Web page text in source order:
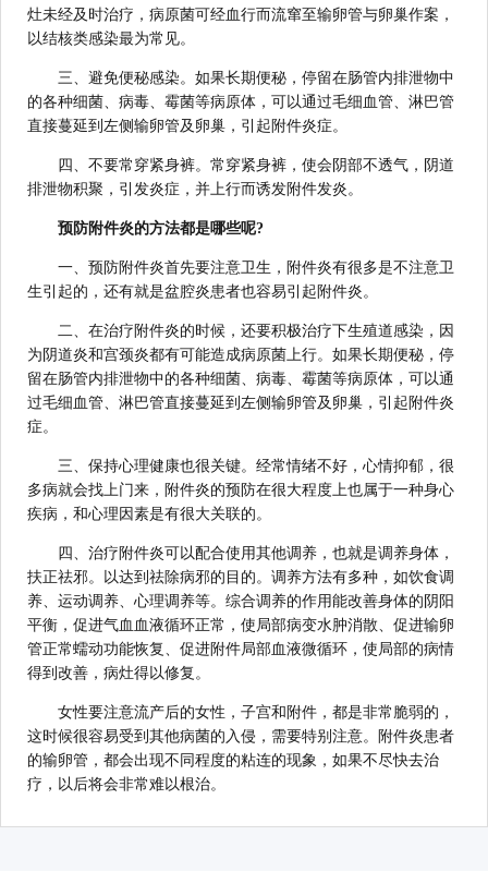
灶未经及时治疗，病原菌可经血行而流窜至输卵管与卵巢作案，
以结核类感染最为常见。
三、避免便秘感染。如果长期便秘，停留在肠管内排泄物中
的各种细菌、病毒、霉菌等病原体，可以通过毛细血管、淋巴管
直接蔓延到左侧输卵管及卵巢，引起附件炎症。
四、不要常穿紧身裤。常穿紧身裤，使会阴部不透气，阴道
排泄物积聚，引发炎症，并上行而诱发附件发炎。
预防附件炎的方法都是哪些呢?
一、预防附件炎首先要注意卫生，附件炎有很多是不注意卫
生引起的，还有就是盆腔炎患者也容易引起附件炎。
二、在治疗附件炎的时候，还要积极治疗下生殖道感染，因
为阴道炎和宫颈炎都有可能造成病原菌上行。如果长期便秘，停
留在肠管内排泄物中的各种细菌、病毒、霉菌等病原体，可以通
过毛细血管、淋巴管直接蔓延到左侧输卵管及卵巢，引起附件炎
症。
三、保持心理健康也很关键。经常情绪不好，心情抑郁，很
多病就会找上门来，附件炎的预防在很大程度上也属于一种身心
疾病，和心理因素是有很大关联的。
四、治疗附件炎可以配合使用其他调养，也就是调养身体，
扶正祛邪。以达到祛除病邪的目的。调养方法有多种，如饮食调
养、运动调养、心理调养等。综合调养的作用能改善身体的阴阳
平衡，促进气血血液循环正常，使局部病变水肿消散、促进输卵
管正常蠕动功能恢复、促进附件局部血液微循环，使局部的病情
得到改善，病灶得以修复。
女性要注意流产后的女性，子宫和附件，都是非常脆弱的，
这时候很容易受到其他病菌的入侵，需要特别注意。附件炎患者
的输卵管，都会出现不同程度的粘连的现象，如果不尽快去治
疗，以后将会非常难以根治。